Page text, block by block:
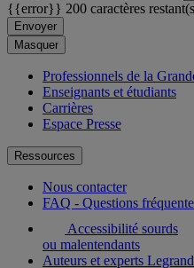
{{error}} 200 caractères
Envoyer
Masquer
Professionnels de la
Enseignants et étudiants
Carrières
Espace Presse
Ressources
Nous contacter
FAQ - Questions
Accessibilité sourds
ou malentendants
Auteurs et experts Legrand